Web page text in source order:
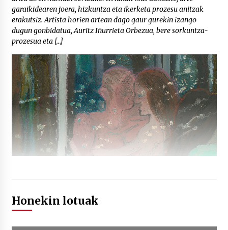
garaikidearen joera, hizkuntza eta ikerketa prozesu anitzak
erakutsiz. Artista horien artean dago gaur gurekin izango
dugun gonbidatua, Auritz Iñurrieta Orbezua, bere sorkuntza-
prozesua eta […]
Honekin lotuak